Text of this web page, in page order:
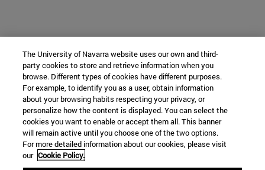
The University of Navarra website uses our own and third-
party cookies to store and retrieve information when you
browse. Different types of cookies have different purposes.
For example, to identify you as a user, obtain information
about your browsing habits respecting your privacy, or
personalize how the content is displayed. You can select the
cookies you want to enable or accept them all. This banner
will remain active until you choose one of the two options.
For more detailed information about our cookies, please visit
our Cookie Policy.